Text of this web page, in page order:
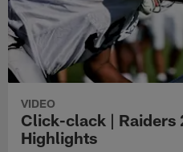
VIDEO
Click-clack | Raiders
Highlights